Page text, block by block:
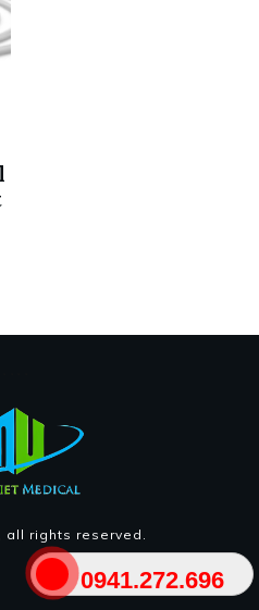
0941.272.696
, all rights reserved.